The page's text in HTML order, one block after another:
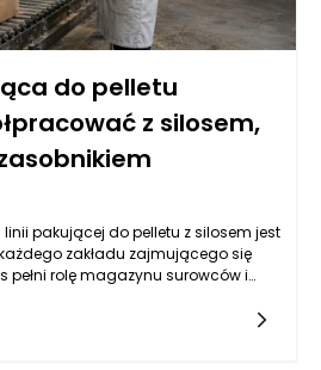
do pelletu
z silosem,
pakującej do pelletu z silosem jest
zakładu zajmującego się
pełni rolę magazynu surowców i